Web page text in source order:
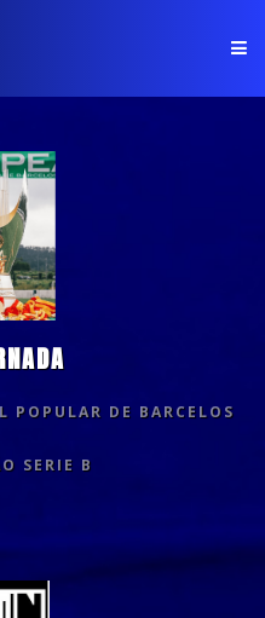
POPULAR DE BARCELOS
SERIE B